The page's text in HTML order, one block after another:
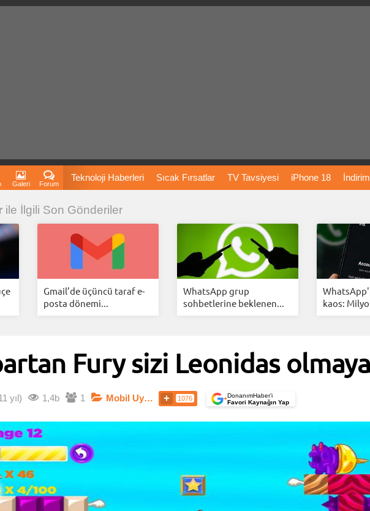
Galeri Forum
Teknoloji Haberleri Sıcak Fırsatlar TV Tavsiyesi iPhone 18 İndirim
Film Önerileri
Fiyatları Vizyondaki Bitcoin Dizi Önerileri Telefon Önerileri
İnstagram Dondurma İnstagram Çöktü Mü
ile İlgili Son Gönderiler
Gmail’de üçüncü taraf e-
posta dönemi...
WhatsApp grup
sohbetlerine beklenen...
kaos:
Fury sizi Leonidas
yıl) 1,4b 1 Mobil Uygulamalar 1076 +DonanımHaber’i
Favori Kaynağın Yap